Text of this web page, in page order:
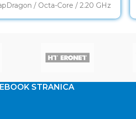
/ Octa-Core / 2.20 GHz
STRANICA